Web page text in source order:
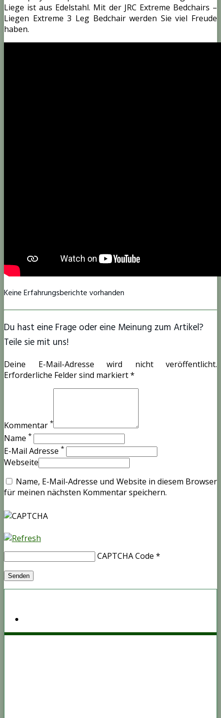
Liege ist aus Edelstahl. Mit der JRC Extreme Bedchairs –
Liegen Extreme 3 Leg Bedchair werden Sie viel Freude
haben.
Keine Erfahrungsberichte vorhanden
Du hast eine Frage oder eine Meinung zum Artikel?
Teile sie mit uns!
Deine E-Mail-Adresse wird nicht veröffentlicht.
Erforderliche Felder sind markiert *
Kommentar *
Name *
E-Mail Adresse *
Webseite
Name, E-Mail-Adresse und Website in diesem Browser
für meinen nächsten Kommentar speichern.
CAPTCHA Code *